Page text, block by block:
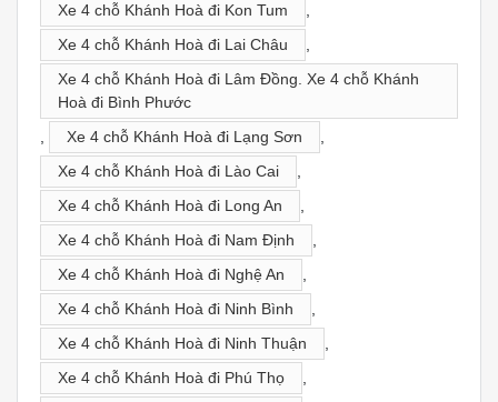
Xe 4 chỗ Khánh Hoà đi Kon Tum
,
Xe 4 chỗ Khánh Hoà đi Lai Châu
,
Xe 4 chỗ Khánh Hoà đi Lâm Đồng. Xe 4 chỗ Khánh
Hoà đi Bình Phước
,
Xe 4 chỗ Khánh Hoà đi Lạng Sơn
,
Xe 4 chỗ Khánh Hoà đi Lào Cai
,
Xe 4 chỗ Khánh Hoà đi Long An
,
Xe 4 chỗ Khánh Hoà đi Nam Định
,
Xe 4 chỗ Khánh Hoà đi Nghệ An
,
Xe 4 chỗ Khánh Hoà đi Ninh Bình
,
Xe 4 chỗ Khánh Hoà đi Ninh Thuận
,
Xe 4 chỗ Khánh Hoà đi Phú Thọ
,